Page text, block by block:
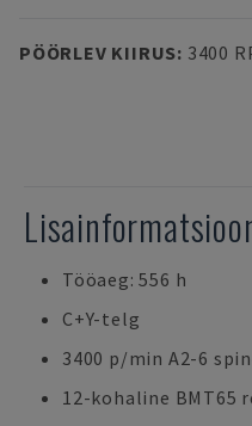
PÖÖRLEV KIIRUS: 3400
Tööaeg: 556 h
C+Y-telg
3400 p/min A2-6
12-kohaline BMT65